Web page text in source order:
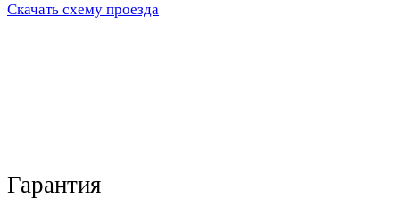
Скачать схему проезда
Гарантия